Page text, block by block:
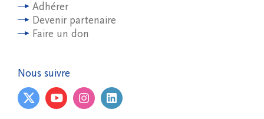
Adhérer
Devenir partenaire
Faire un don
Nous suivre